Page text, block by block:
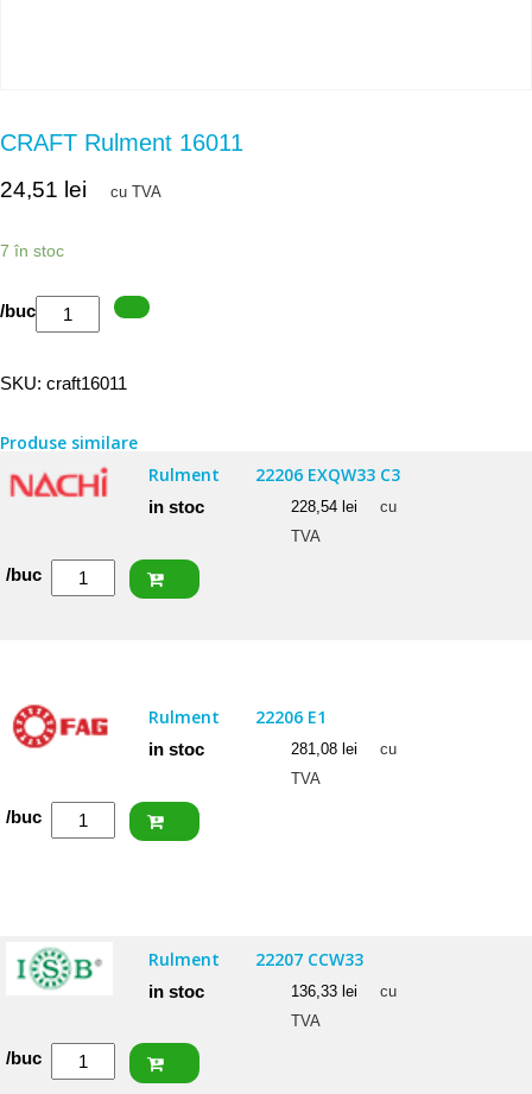
CRAFT Rulment 16011
24,51 lei cu TVA
7 în stoc
Cantitate
CRAFT
/buc
SKU: craft16011
Produse similare
Rulment
22206 EXQW33 C3
in stoc 228,54 lei
cu
TVA
Cantitate
NACHI
C3
/buc
Rulment 22206 E1
in stoc 281,08 lei
cu
TVA
Cantitate
/buc
Rulment 22207 CCW33
in stoc 136,33 lei
cu
TVA
Cantitate
/buc